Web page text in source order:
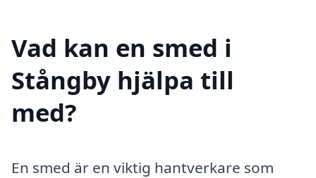
Vad kan en smed i
Stångby hjälpa till
med?
En smed är en viktig hantverkare som